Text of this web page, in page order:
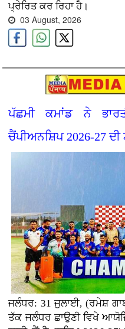
ਪ੍ਰੇਰਿਤ ਕਰ ਰਿਹਾ ਹੈ।
03 August, 2026
ਪੱਛਮੀ ਕਮਾਂਡ ਨੇ
ਚੈਂਪੀਅਨਸ਼ਿਪ 2026-27 ਦੀ
ਜਲੰਧਰ: 31 ਜੁਲਾਈ, (ਰਮੇਸ਼
ਤੱਕ ਜਲੰਧਰ ਛਾਉਣੀ ਵਿਖੇ